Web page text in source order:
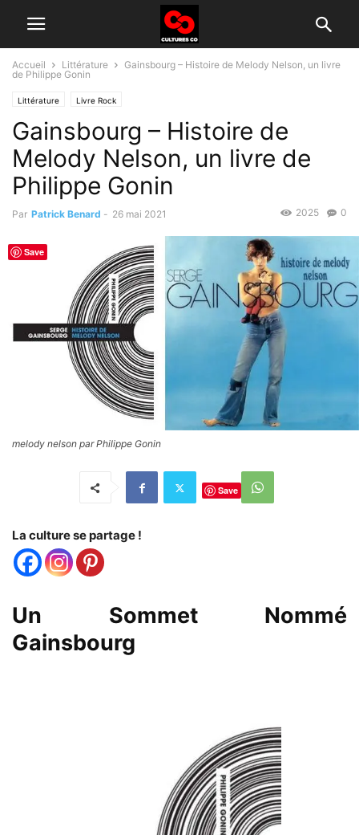
Accueil Littérature
Gainsbourg – Histoire de Melody Nelson, un livre
de Philippe Gonin
Littérature Livre Rock
Gainsbourg – Histoire de
Melody Nelson, un livre de
Philippe Gonin
Par Patrick Benard - 26 mai 2021 0
2025
melody nelson par Philippe Gonin
Save
La culture se partage !
Un Sommet Nommé
Gainsbourg
Save